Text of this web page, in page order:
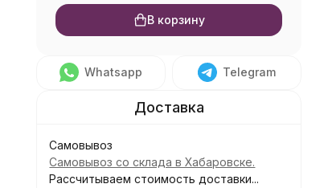
В корзину
Whatsapp Telegram
Самовывоз
Самовывоз со склада в Хабаровске.
Рассчитываем стоимость доставки...